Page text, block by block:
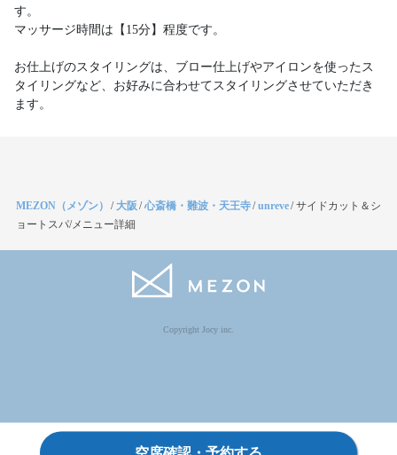
す。
マッサージ時間は【15分】程度です。
お仕上げのスタイリングは、ブロー仕上げやアイロンを使ったス
タイリングなど、お好みに合わせてスタイリングさせていただき
ます。
MEZON（メゾン） /大阪 /心斎橋・難波・天王寺/unreve/サイドカット＆シ
ョートスパ/メニュー詳細
Copyright Jocy inc.